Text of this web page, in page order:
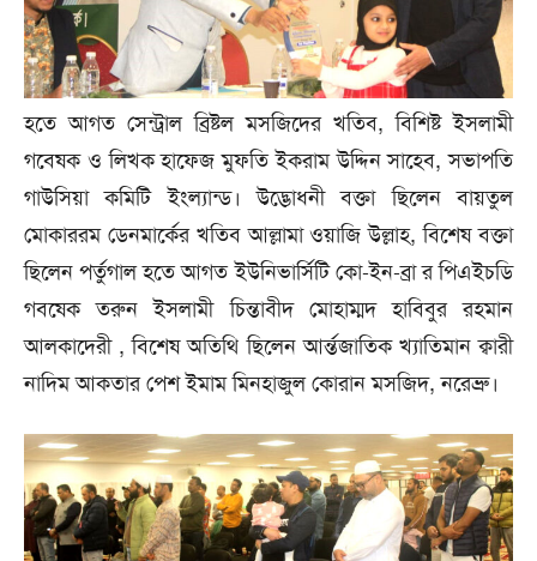
হ‌তে আগত সেন্ট্রাল ব্রিষ্টল মস‌জি‌দের খ‌তিব, বি‌শিষ্ট ইসলামী
গ‌বেষক ও লিখক হা‌ফেজ মুফ‌তি ইকরাম উ‌দ্দিন সা‌হেব, সভাপ‌তি
গাউ‌সিয়া ক‌মি‌টি ইংল‌্যান্ড। উ‌দ্ভোধ‌নী বক্তা ছি‌লেন বায়তুল
মোকাররম ডেনমা‌র্কের খ‌তিব আল্লামা ওয়া‌জি উল্লাহ, ব‌ি‌শেষ বক্তা
ছি‌লেন পর্তুগাল হ‌তে আগত ইউ‌নিভা‌র্সিটি কো-ইন-ব্রা র পিএইচ‌ডি
গব‌ষেক তরুন ইসল‌ামী চিন্তাবীদ মোহাম্মদ হা‌বিবুর রহমান
আলকা‌দেরী , বি‌শেষ অ‌তি‌থি ছি‌লেন আর্ন্তজা‌তিক খ‌্যা‌তিমান ক্বার‌ী
না‌দিম আকতার পেশ ইমাম মিনহাজুল কোরান মস‌জিদ, ন‌রেব্রু।